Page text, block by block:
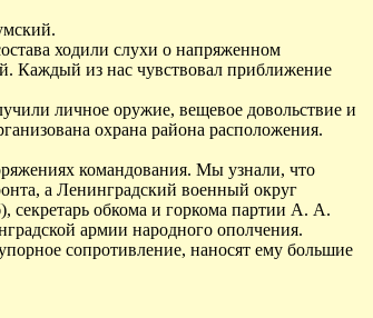
ходили слухи о напряженном
Каждый из нас чувствовал приближение
личное оружие, вещевое довольствие и
охрана района расположения.
командования. Мы узнали, что
а Ленинградский военный округ
обкома и горкома партии А. А.
армии народного ополчения.
сопротивление, наносят ему большие